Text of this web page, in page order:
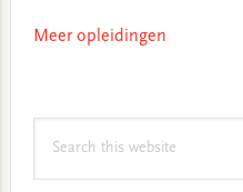
Meer opleidingen